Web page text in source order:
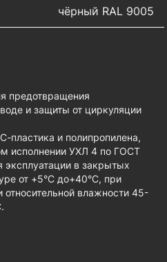
чёрный RAL 9005
предотвращения
и защиты от циркуляции
пластика и полипропилена,
исполнении УХЛ 4 по ГОСТ
эксплуатации в закрытых
от +5°С до+40°С, при
влажности 45-